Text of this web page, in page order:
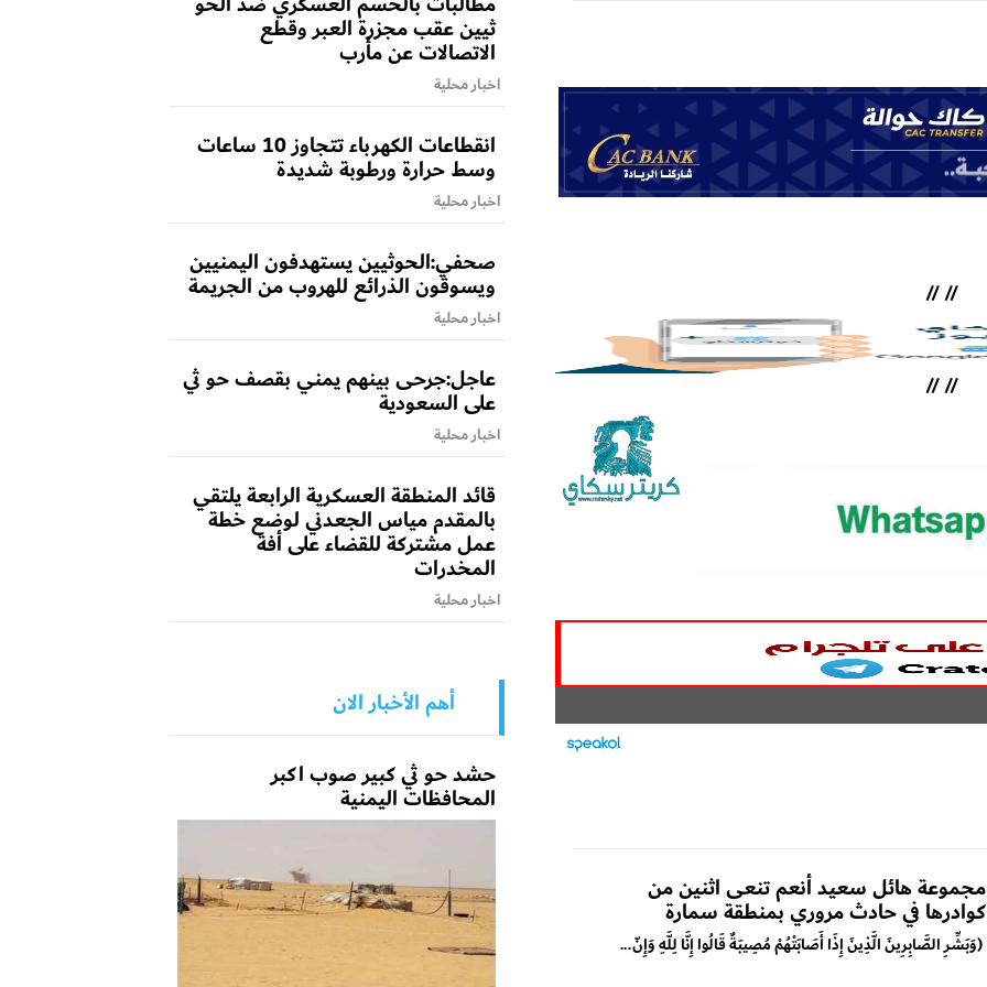
//
//
//
//
مجموعة هائل سعيد أنعم تنعى اثنين من
كوادرها في حادث مروري بمنطقة سمارة
(وَبَشِّرِ الصَّابِرِينَ الَّذِينَ إِذَا أَصَابَتْهُمْ مُصِيبَةٌ قَالُوا إِنَّا لِلَّهِ وَإِنّ...
ثيين عقب مجزرة العبر وقطع
الاتصالات عن مأرب
اخبار محلية
انقطاعات الكهرباء تتجاوز 10 ساعات
وسط حرارة ورطوبة شديدة
اخبار محلية
صحفي:الحوثيين يستهدفون اليمنيين
ويسوقون الذرائع للهروب من الجريمة
اخبار محلية
عاجل:جرحى بينهم يمني بقصف حو ثي
على السعودية
اخبار محلية
قائد المنطقة العسكرية الرابعة يلتقي
بالمقدم مياس الجعدني لوضع خطة
عمل مشتركة للقضاء على أفة
المخدرات
اخبار محلية
أهم الأخبار الان
حشد حو ثي كبير صوب اكبر
المحافظات اليمنية